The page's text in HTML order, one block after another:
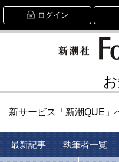
ログイン
新サービス「新潮QUE」
最新記事 執筆者一覧